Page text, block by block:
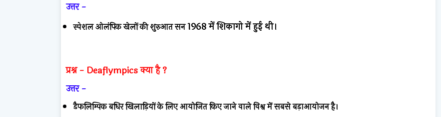
उत्तर -
स्पेशल ओलंपिक खेलों की शुरुआत सन1968 में शिकागो में हुई थी।
प्रश्न - Deaflympics क्या है ?
उत्तर -
डैफलिम्पिक बधिर खिलाड़ियों के लिए आयोजित किए जाने वाले विश्व में सबसे बड़ाआयोजन है।